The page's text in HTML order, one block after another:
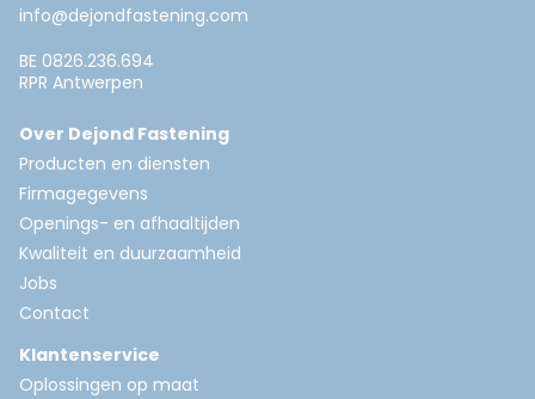
info@dejondfastening.com
BE 0826.236.694
RPR Antwerpen
Over Dejond Fastening
Producten en diensten
Firmagegevens
Openings- en afhaaltijden
Kwaliteit en duurzaamheid
Jobs
Contact
Klantenservice
Oplossingen op maat